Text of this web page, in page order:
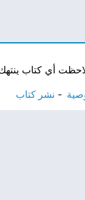
أي كتاب ينتهك
نشر كتاب